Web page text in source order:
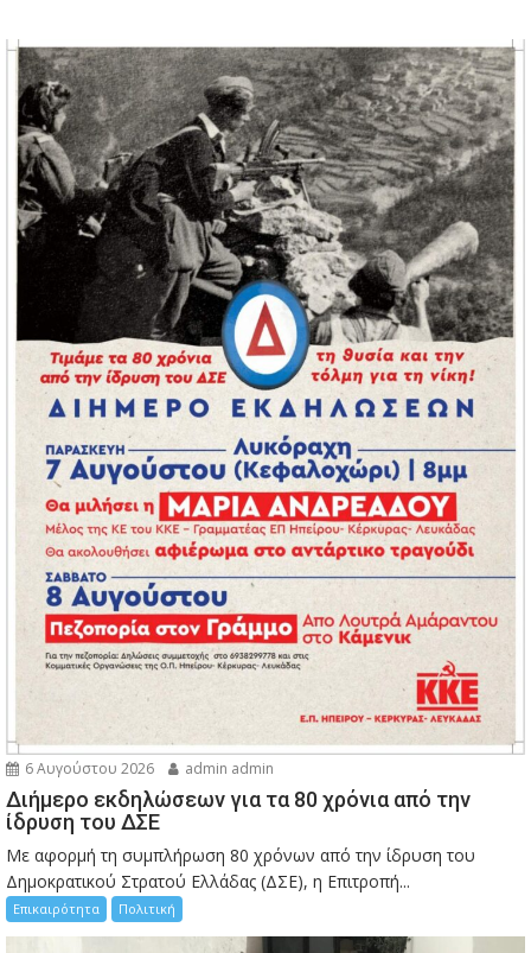
6 Αυγούστου 2026 admin admin
Διήμερο εκδηλώσεων για τα 80 χρόνια από την
ίδρυση του ΔΣΕ
Με αφορμή τη συμπλήρωση 80 χρόνων από την ίδρυση του
Δημοκρατικού Στρατού Ελλάδας (ΔΣΕ), η Επιτροπή...
Επικαιρότητα Πολιτική